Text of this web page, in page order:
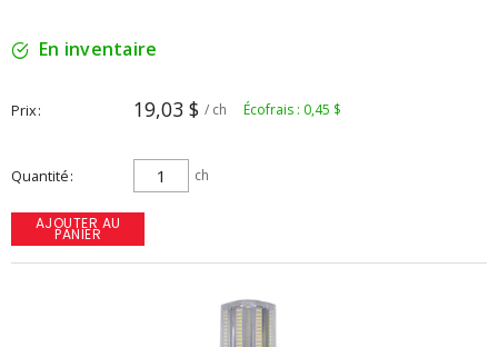
En inventaire
Prix 19,03 $ / ch Écofrais : 0,45 $
Quantité ch
AJOUTER AU
PANIER